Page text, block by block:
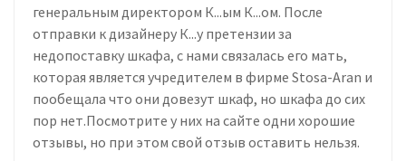
генеральным директором К...ым К...ом. После
отправки к дизайнеру К...у претензии за
недопоставку шкафа, с нами связалась его мать,
которая является учредителем в фирме Stosa-Aran и
пообещала что они довезут шкаф, но шкафа до сих
пор нет.Посмотрите у них на сайте одни хорошие
отзывы, но при этом свой отзыв оставить нельзя.